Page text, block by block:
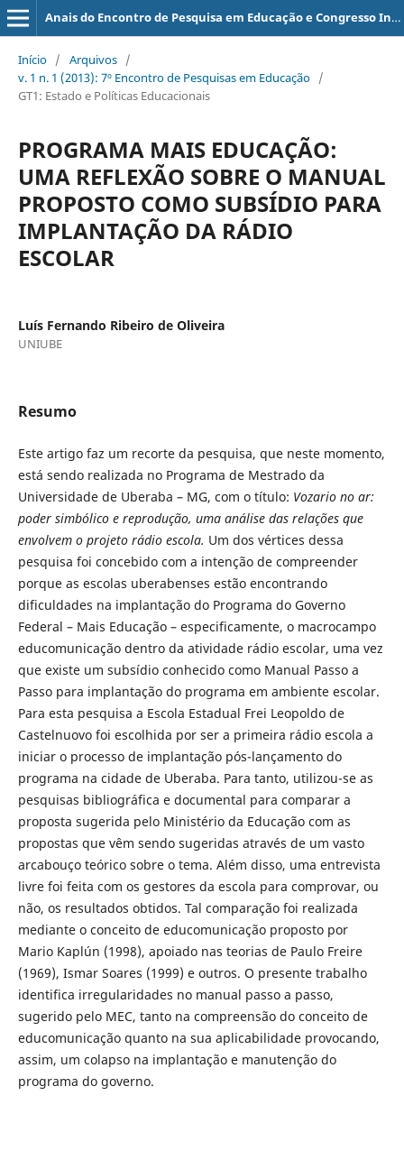
Anais do Encontro de Pesquisa em Educação e Congresso Internacional de Trabalho Docente e Processos Educativos
Início / Arquivos /
v. 1 n. 1 (2013): 7º Encontro de Pesquisas em Educação /
GT1: Estado e Políticas Educacionais
PROGRAMA MAIS EDUCAÇÃO:
UMA REFLEXÃO SOBRE O MANUAL
PROPOSTO COMO SUBSÍDIO PARA
IMPLANTAÇÃO DA RÁDIO
ESCOLAR
Luís Fernando Ribeiro de Oliveira
UNIUBE
Resumo
Este artigo faz um recorte da pesquisa, que neste momento,
está sendo realizada no Programa de Mestrado da
Universidade de Uberaba – MG, com o título: Vozario no ar:
poder simbólico e reprodução, uma análise das relações que
envolvem o projeto rádio escola. Um dos vértices dessa
pesquisa foi concebido com a intenção de compreender
porque as escolas uberabenses estão encontrando
dificuldades na implantação do Programa do Governo
Federal – Mais Educação – especificamente, o macrocampo
educomunicação dentro da atividade rádio escolar, uma vez
que existe um subsídio conhecido como Manual Passo a
Passo para implantação do programa em ambiente escolar.
Para esta pesquisa a Escola Estadual Frei Leopoldo de
Castelnuovo foi escolhida por ser a primeira rádio escola a
iniciar o processo de implantação pós-lançamento do
programa na cidade de Uberaba. Para tanto, utilizou-se as
pesquisas bibliográfica e documental para comparar a
proposta sugerida pelo Ministério da Educação com as
propostas que vêm sendo sugeridas através de um vasto
arcabouço teórico sobre o tema. Além disso, uma entrevista
livre foi feita com os gestores da escola para comprovar, ou
não, os resultados obtidos. Tal comparação foi realizada
mediante o conceito de educomunicação proposto por
Mario Kaplún (1998), apoiado nas teorias de Paulo Freire
(1969), Ismar Soares (1999) e outros. O presente trabalho
identifica irregularidades no manual passo a passo,
sugerido pelo MEC, tanto na compreensão do conceito de
educomunicação quanto na sua aplicabilidade provocando,
assim, um colapso na implantação e manutenção do
programa do governo.